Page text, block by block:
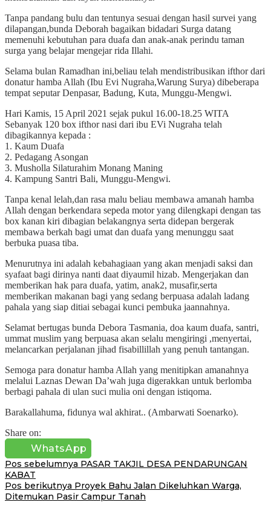
Tanpa pandang bulu dan tentunya sesuai dengan hasil survei yang
dilapangan,bunda Deborah bagaikan bidadari Surga datang
memenuhi kebutuhan para duafa dan anak-anak perindu taman
surga yang belajar mengejar rida Illahi.
Selama bulan Ramadhan ini,beliau telah mendistribusikan ifthor dari
donatur hamba Allah (Ibu Evi Nugraha,Warung Surya) dibeberapa
tempat seputar Denpasar, Badung, Kuta, Munggu-Mengwi.
Hari Kamis, 15 April 2021 sejak pukul 16.00-18.25 WITA
Sebanyak 120 box ifthor nasi dari ibu EVi Nugraha telah
dibagikannya kepada :
1. Kaum Duafa
2. Pedagang Asongan
3. Musholla Silaturahim Monang Maning
4. Kampung Santri Bali, Munggu-Mengwi.
Tanpa kenal lelah,dan rasa malu beliau membawa amanah hamba
Allah dengan berkendara sepeda motor yang dilengkapi dengan tas
box kanan kiri dibagian belakangnya serta didepan bergerak
membawa berkah bagi umat dan duafa yang menunggu saat
berbuka puasa tiba.
Menurutnya ini adalah kebahagiaan yang akan menjadi saksi dan
syafaat bagi dirinya nanti daat diyaumil hizab. Mengerjakan dan
memberikan hak para duafa, yatim, anak2, musafir,serta
memberikan makanan bagi yang sedang berpuasa adalah ladang
pahala yang siap ditiai sebagai kunci pembuka jaannahnya.
Selamat bertugas bunda Debora Tasmania, doa kaum duafa, santri,
ummat muslim yang berpuasa akan selalu mengiringi ,menyertai,
melancarkan perjalanan jihad fisabillillah yang penuh tantangan.
Semoga para donatur hamba Allah yang menitipkan amanahnya
melalui Laznas Dewan Da’wah juga digerakkan untuk berlomba
berbagi pahala di ulan suci mulia oni dengan istiqoma.
Barakallahuma, fidunya wal akhirat.. (Ambarwati Soenarko).
Share on:
WhatsApp
Navigasi
pos
Pos sebelumnya PASAR TAKJIL DESA PENDARUNGAN
KABAT
Pos berikutnya Proyek Bahu Jalan Dikeluhkan Warga,
Ditemukan Pasir Campur Tanah